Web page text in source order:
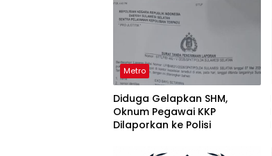
Metro
Diduga Gelapkan SHM,
Oknum Pegawai KKP
Dilaporkan ke Polisi